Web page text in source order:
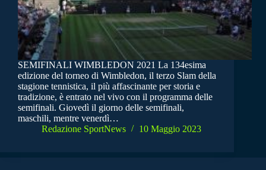
SEMIFINALI WIMBLEDON 2021 La 134esima
edizione del torneo di Wimbledon, il terzo Slam della
stagione tennistica, il più affascinante per storia e
tradizione, è entrato nel vivo con il programma delle
semifinali. Giovedì il giorno delle semifinali,
maschili, mentre venerdì…
Redazione SportNews
10 Maggio 2023